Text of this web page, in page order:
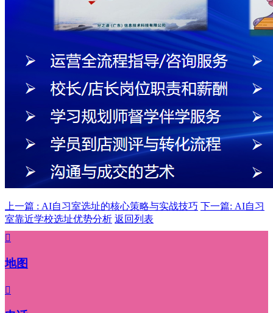
上一篇 : AI自习室选址的核心策略与实战技巧 下一篇: AI自习
室靠近学校选址优势分析 返回列表

地图
